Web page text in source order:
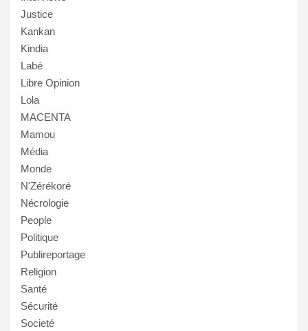
Justice
Kankan
Kindia
Labé
Libre Opinion
Lola
MACENTA
Mamou
Média
Monde
N'Zérékoré
Nécrologie
People
Politique
Publireportage
Religion
Santé
Sécurité
Societé